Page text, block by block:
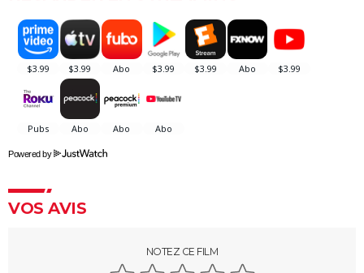
Thunderbolts* : le dernier film Marvel vaut-il le
coup ? Les critiques sont (presque) unanimes
Mad Max Fury Road : synopsis, casting, bande-
annonce, streaming, avis...
John Wick 4 : casting, avis, critiques, suite, séances,
Boseman ?
Furiosa : que vaut le prequel de "Mad Max Fury
The Batman : intrigue, casting, avis, streaming,
Powered by
VOS AVIS
NOTEZ CE FILM